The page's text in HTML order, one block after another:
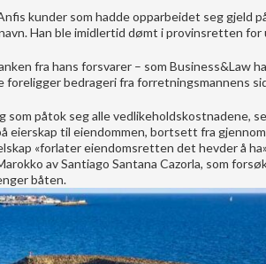
kunder som hadde opparbeidet seg gjeld
Han ble imidlertid dømt i provinsretten for
fra hans forsvarer – som Business&Law
bedrageri fra forretningsmannens
påtok seg alle vedlikeholdskostnadene,
eierskap til eiendommen, bortsett fra
«forlater eiendomsretten det hevder å
av Santiago Santana Cazorla, som
båten.